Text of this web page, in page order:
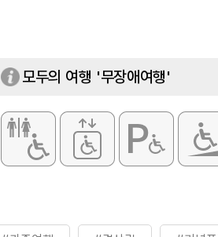
모두의 여행 '무장애여행'